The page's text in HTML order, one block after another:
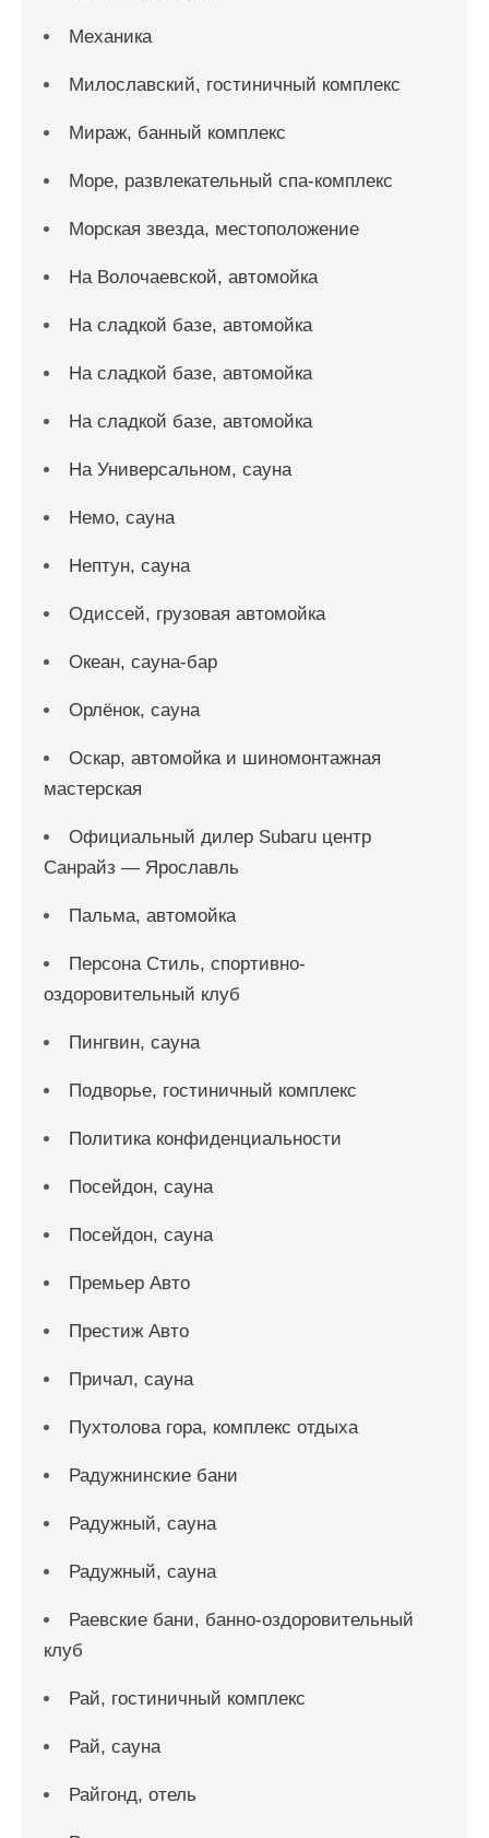
Механика
Милославский, гостиничный комплекс
Мираж, банный комплекс
Море, развлекательный спа-комплекс
Морская звезда, местоположение
На Волочаевской, автомойка
На сладкой базе, автомойка
На сладкой базе, автомойка
На сладкой базе, автомойка
На Универсальном, сауна
Немо, сауна
Нептун, сауна
Одиссей, грузовая автомойка
Океан, сауна-бар
Орлёнок, сауна
Оскар, автомойка и шиномонтажная
мастерская
Официальный дилер Subaru центр
Санрайз — Ярославль
Пальма, автомойка
Персона Стиль, спортивно-
оздоровительный клуб
Пингвин, сауна
Подворье, гостиничный комплекс
Политика конфиденциальности
Посейдон, сауна
Посейдон, сауна
Премьер Авто
Престиж Авто
Причал, сауна
Пухтолова гора, комплекс отдыха
Радужнинские бани
Радужный, сауна
Радужный, сауна
Раевские бани, банно-оздоровительный
клуб
Рай, гостиничный комплекс
Рай, сауна
Райгонд, отель